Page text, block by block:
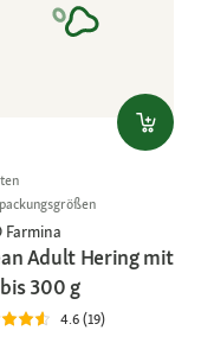
Farmina
Adult Hering mit
300 g
4.6 (19)